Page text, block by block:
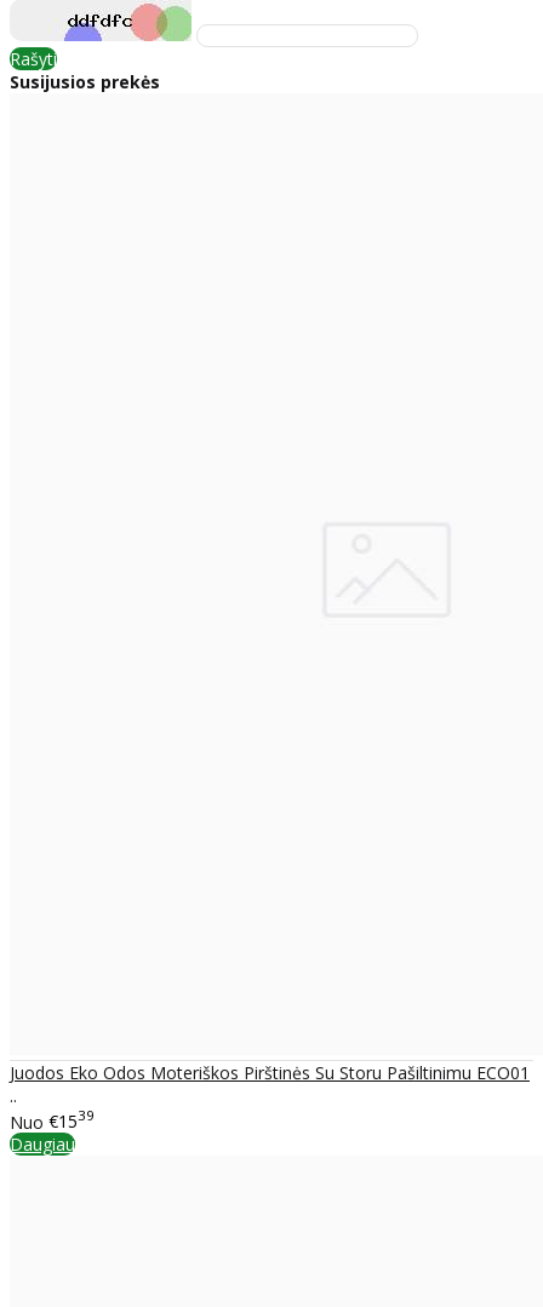
Rašyti
Susijusios prekės
Juodos Eko Odos Moteriškos Pirštinės Su Storu Pašiltinimu ECO01
..
Nuo €1539
Daugiau